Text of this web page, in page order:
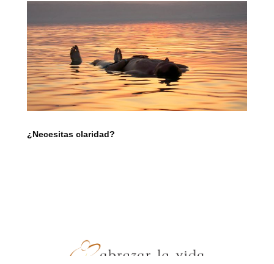
¿Necesitas claridad?